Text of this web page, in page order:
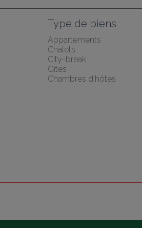
Type de biens
Appartements
Chalets
City-break
Gîtes
Chambres d'hôtes